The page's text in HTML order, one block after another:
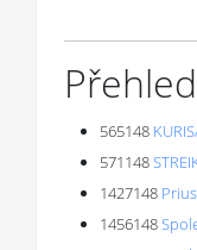
565148
571148
1427148
1456148